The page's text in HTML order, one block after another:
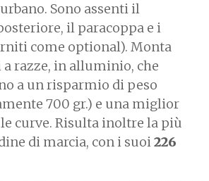
Sono assenti il
il paracoppa e i
come optional). Monta
razze, in alluminio, che
a un risparmio di peso
700 gr.) e una miglior
curve. Risulta inoltre la più
di marcia, con i suoi 226